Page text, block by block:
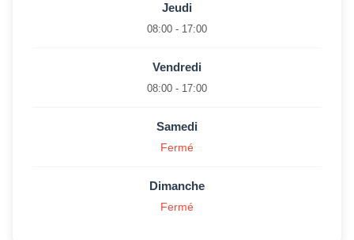
Jeudi
08:00 - 17:00
Vendredi
08:00 - 17:00
Samedi
Fermé
Dimanche
Fermé